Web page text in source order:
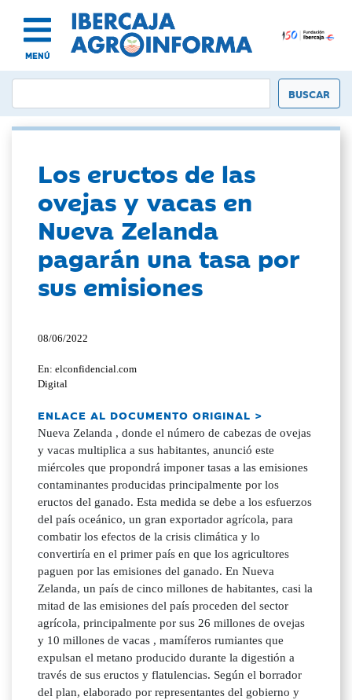
MENÚ
Los eructos de las
ovejas y vacas en
Nueva Zelanda
pagarán una tasa por
sus emisiones
08/06/2022
En: elconfidencial.com
Digital
ENLACE AL DOCUMENTO ORIGINAL >
Nueva Zelanda , donde el número de cabezas de ovejas
y vacas multiplica a sus habitantes, anunció este
miércoles que propondrá imponer tasas a las emisiones
contaminantes producidas principalmente por los
eructos del ganado. Esta medida se debe a los esfuerzos
del país oceánico, un gran exportador agrícola, para
combatir los efectos de la crisis climática y lo
convertiría en el primer país en que los agricultores
paguen por las emisiones del ganado. En Nueva
Zelanda, un país de cinco millones de habitantes, casi la
mitad de las emisiones del país proceden del sector
agrícola, principalmente por sus 26 millones de ovejas
y 10 millones de vacas , mamíferos rumiantes que
expulsan el metano producido durante la digestión a
través de sus eructos y flatulencias. Según el borrador
del plan, elaborado por representantes del gobierno y